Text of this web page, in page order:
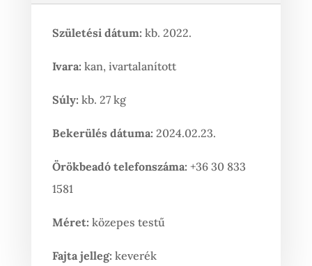
Születési dátum: kb. 2022.
Ivara: kan, ivartalanított
Súly: kb. 27 kg
Bekerülés dátuma: 2024.02.23.
Örökbeadó telefonszáma: +36 30 833
1581
Méret: közepes testű
Fajta jelleg: keverék